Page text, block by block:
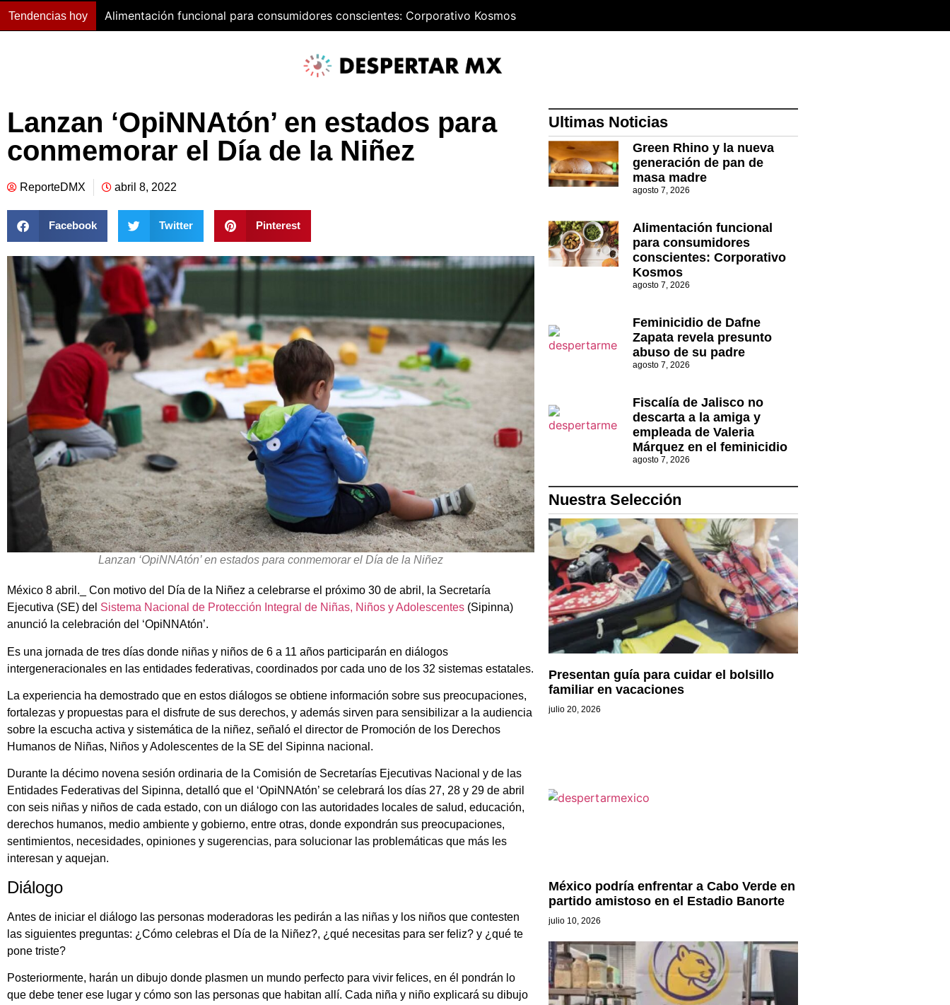
Tendencias hoy Alimentación funcional para consumidores conscientes: Corporativo Kosmos
Lanzan ‘OpiNNAtón’ en estados para
conmemorar el Día de la Niñez
ReporteDMX abril 8, 2022
Facebook Twitter Pinterest
Lanzan ‘OpiNNAtón’ en estados para conmemorar el Día de la Niñez
México 8 abril._ Con motivo del Día de la Niñez a celebrarse el próximo 30 de abril, la Secretaría
Ejecutiva (SE) del Sistema Nacional de Protección Integral de Niñas, Niños y Adolescentes (Sipinna)
anunció la celebración del ‘OpiNNAtón’.
Es una jornada de tres días donde niñas y niños de 6 a 11 años participarán en diálogos
intergeneracionales en las entidades federativas, coordinados por cada uno de los 32 sistemas estatales.
La experiencia ha demostrado que en estos diálogos se obtiene información sobre sus preocupaciones,
fortalezas y propuestas para el disfrute de sus derechos, y además sirven para sensibilizar a la audiencia
sobre la escucha activa y sistemática de la niñez, señaló el director de Promoción de los Derechos
Humanos de Niñas, Niños y Adolescentes de la SE del Sipinna nacional.
Durante la décimo novena sesión ordinaria de la Comisión de Secretarías Ejecutivas Nacional y de las
Entidades Federativas del Sipinna, detalló que el ‘OpiNNAtón’ se celebrará los días 27, 28 y 29 de abril
con seis niñas y niños de cada estado, con un diálogo con las autoridades locales de salud, educación,
derechos humanos, medio ambiente y gobierno, entre otras, donde expondrán sus preocupaciones,
sentimientos, necesidades, opiniones y sugerencias, para solucionar las problemáticas que más les
interesan y aquejan.
Diálogo
Antes de iniciar el diálogo las personas moderadoras les pedirán a las niñas y los niños que contesten
las siguientes preguntas: ¿Cómo celebras el Día de la Niñez?, ¿qué necesitas para ser feliz? y ¿qué te
pone triste?
Posteriormente, harán un dibujo donde plasmen un mundo perfecto para vivir felices, en él pondrán lo
que debe tener ese lugar y cómo son las personas que habitan allí. Cada niña y niño explicará su dibujo
Ultimas Noticias
Green Rhino y la nueva
generación de pan de
masa madre
agosto 7, 2026
Alimentación funcional
para consumidores
conscientes: Corporativo
Kosmos
agosto 7, 2026
Feminicidio de Dafne
Zapata revela presunto
abuso de su padre
agosto 7, 2026
Fiscalía de Jalisco no
descarta a la amiga y
empleada de Valeria
Márquez en el feminicidio
agosto 7, 2026
Nuestra Selección
Presentan guía para cuidar el bolsillo
familiar en vacaciones
julio 20, 2026
México podría enfrentar a Cabo Verde en
partido amistoso en el Estadio Banorte
julio 10, 2026